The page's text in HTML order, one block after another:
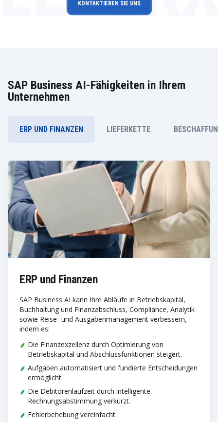
KONTAKTIEREN SIE UNS
SAP Business AI-Fähigkeiten in Ihrem
Unternehmen
ERP UND FINANZEN LIEFERKETTE
ERP und Finanzen
SAP Business AI kann Ihre Abläufe in Betriebskapital,
Buchhaltung und Finanzabschluss, Compliance, Analytik
sowie Reise- und Ausgabenmanagement verbessern,
indem es:
Die Finanzexzellenz durch Optimierung von
Betriebskapital und Abschlussfunktionen steigert.
Aufgaben automatisiert und fundierte Entscheidungen
ermöglicht.
Die Debitorenlaufzeit durch intelligente
Rechnungsabstimmung verkürzt.
Fehlerbehebung vereinfacht.